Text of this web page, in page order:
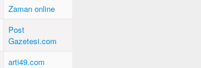
Zaman online
Post
Gazetesi.com
arti49.com